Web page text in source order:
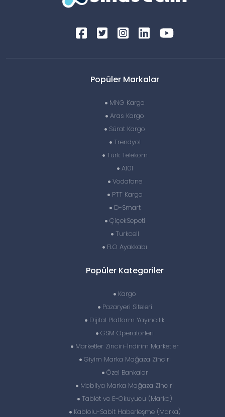
Popüler Markalar
MNG Kargo
Aras Kargo
Sürat Kargo
Trendyol
Türk Telekom
A101
Vodafone
PTT Kargo
D-Smart
ÇiçekSepeti
Turkcell
FLO Ayakkabı
Popüler Kategoriler
Kargo
Pazaryeri Siteleri
Dijital Platform Yayıncılık
GSM Operatörleri
Marketler Zinciri-İndirim Marketler
Giyim Marka Mağaza Zinciri
Özel Bankalar
Mobilya Marka Mağaza Zinciri
Tablet ve E-Okuyucu (Marka)
Kablolu-Sabit Haberleşme (Marka)